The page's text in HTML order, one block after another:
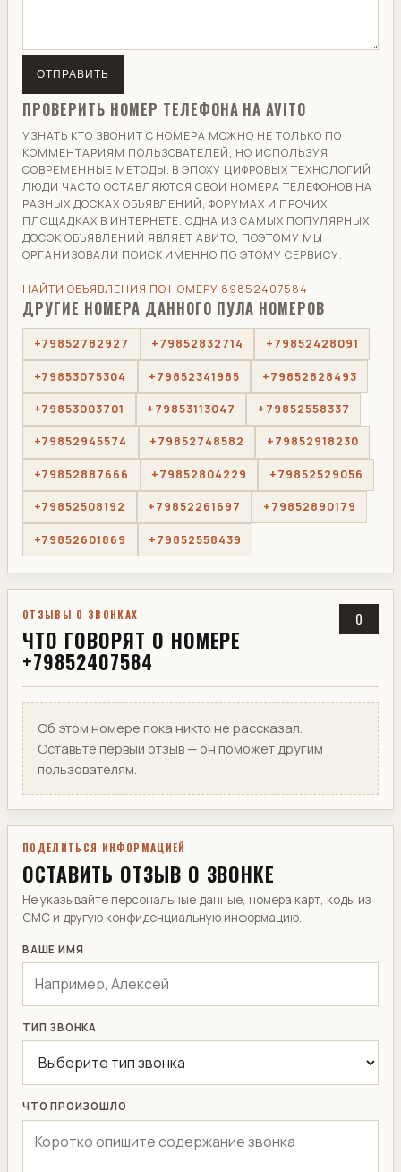
ОТПРАВИТЬ
ПРОВЕРИТЬ НОМЕР ТЕЛЕФОНА НА AVITO
УЗНАТЬ КТО ЗВОНИТ С НОМЕРА МОЖНО НЕ ТОЛЬКО ПО
КОММЕНТАРИЯМ ПОЛЬЗОВАТЕЛЕЙ, НО ИСПОЛЬЗУЯ
СОВРЕМЕННЫЕ МЕТОДЫ. В ЭПОХУ ЦИФРОВЫХ ТЕХНОЛОГИЙ
ЛЮДИ ЧАСТО ОСТАВЛЯЮТСЯ СВОИ НОМЕРА ТЕЛЕФОНОВ НА
РАЗНЫХ ДОСКАХ ОБЪЯВЛЕНИЙ, ФОРУМАХ И ПРОЧИХ
ПЛОЩАДКАХ В ИНТЕРНЕТЕ. ОДНА ИЗ САМЫХ ПОПУЛЯРНЫХ
ДОСОК ОБЪЯВЛЕНИЙ ЯВЛЯЕТ АВИТО, ПОЭТОМУ МЫ
ОРГАНИЗОВАЛИ ПОИСК ИМЕННО ПО ЭТОМУ СЕРВИСУ.
НАЙТИ ОБЪЯВЛЕНИЯ ПО НОМЕРУ 89852407584
ДРУГИЕ НОМЕРА ДАННОГО ПУЛА НОМЕРОВ
+79852782927 +79852832714 +79852428091
+79853075304 +79852341985 +79852828493
+79853003701 +79853113047 +79852558337
+79852945574 +79852748582 +79852918230
+79852887666 +79852804229 +79852529056
+79852508192 +79852261697 +79852890179
+79852601869 +79852558439
ОТЗЫВЫ О ЗВОНКАХ
ЧТО ГОВОРЯТ О НОМЕРЕ
+79852407584
0
Об этом номере пока никто не рассказал.
Оставьте первый отзыв — он поможет другим
пользователям.
ПОДЕЛИТЬСЯ ИНФОРМАЦИЕЙ
ОСТАВИТЬ ОТЗЫВ О ЗВОНКЕ
Не указывайте персональные данные, номера карт, коды из
СМС и другую конфиденциальную информацию.
ВАШЕ ИМЯ
ТИП ЗВОНКА
ЧТО ПРОИЗОШЛО